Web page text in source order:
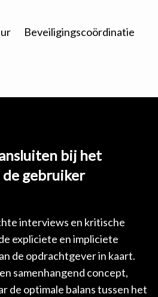
Beveiligingscoördinatie
bij het
gebruiker
interviews en kritische
expliciete en impliciete
de opdrachtgever in kaart.
samenhangend concept,
de optimale balans tussen het